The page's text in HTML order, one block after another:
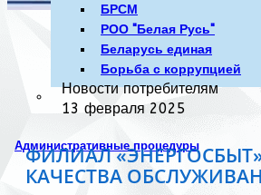
БРСМ
РОО "Белая Русь"
Беларусь единая
Борьба с коррупцией
Административные процедуры
Новости потребителям
13 февраля 2025
ФИЛИАЛ
КАЧЕСТВА